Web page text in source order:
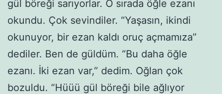
gül böreği sarıyorlar. O sırada öğle ezanı
okundu. Çok sevindiler. “Yaşasın, ikindi
okunuyor, bir ezan kaldı oruç açmamıza”
dediler. Ben de güldüm. “Bu daha öğle
ezanı. İki ezan var,” dedim. Oğlan çok
bozuldu. “Hüüü gül böreği bile ağlıyor